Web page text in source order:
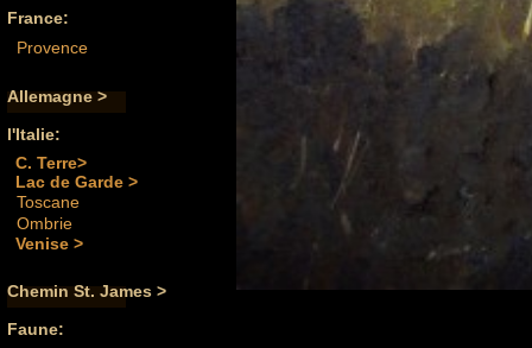
France:
Provence
Allemagne >
l'Italie:
C. Terre>
Lac de Garde >
Toscane
Ombrie
Venise >
Chemin St. James >
Faune: